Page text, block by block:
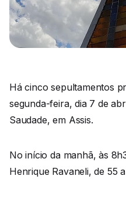
Há cinco sepultamentos
segunda-feira, dia 7 de
Saudade, em Assis.
No início da manhã, às
Henrique Ravaneli, de 55